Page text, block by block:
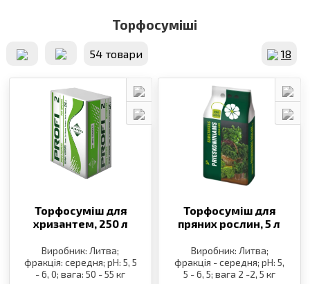
Торфосуміші
54 товари 18
Торфосуміш для
хризантем, 250 л
Виробник: Литва;
фракція: середня; pH: 5, 5
- 6, 0; вага: 50 - 55 кг
Торфосуміш для
пряних рослин,5 л
Виробник: Литва;
фракція - середня; pH: 5,
5 - 6, 5; вага 2 -2, 5 кг